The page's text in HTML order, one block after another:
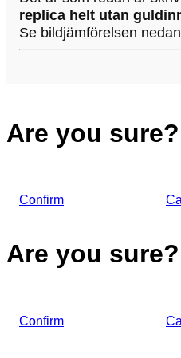
replica helt utan
Se bildjämförelsen
Are you sure?
Confirm
Are you sure?
Confirm